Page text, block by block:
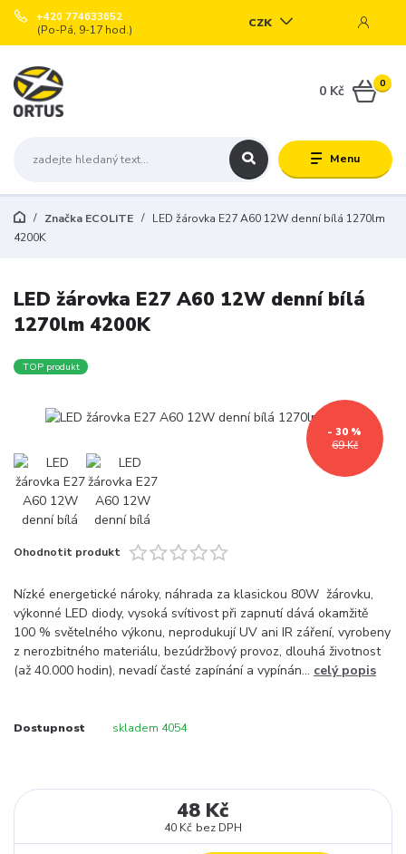
Menu
CZK
+420 774633652
(Po-Pá, 9-17 hod.)
0
0 Kč
Značka ECOLITE
LED žárovka E27 A60 12W denní bílá 1270lm
4200K
LED žárovka E27 A60 12W denní bílá
1270lm 4200K
TOP produkt
69 Kč
- 30 %
Ohodnotit produkt
Nízké energetické nároky, náhrada za klasickou 80W žárovku,
výkonné LED diody, vysoká svítivost při zapnutí dává okamžitě
100 % světelného výkonu, neprodukují UV ani IR záření, vyrobeny
z nerozbitného materiálu, bezúdržbový provoz, dlouhá životnost
(až 40.000 hodin), nevadí časté zapínání a vypínán... celý popis
Dostupnost skladem 4054
48 Kč
40 Kč bez DPH